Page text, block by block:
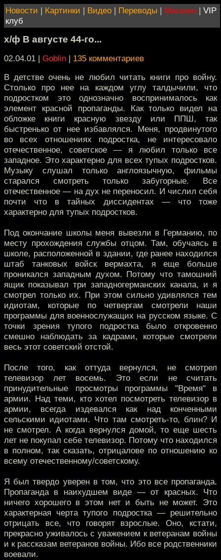
Новости | Картинки | Видео | Переводы | Магазин | VIP
клуб
х/ф В августе 44-го...
02.04.01 | Goblin | 135 комментариев
В детстве очень не любил читать книги про войну.
Столько про нее на каждом углу талдычили, что
подростком это однозначно воспринималось как
элемент красной пропаганды. Как только видел на
обложке книги красную звезду или ППШ, так
быстренько от нее избавлялся. Меня, продвинутого
во всех отношениях подростка, не интересовало
отечественное, советское — я любил только все
западное. Это характерно для всех тупых подростков.
Музыку слушал только англоязычную, фильмы
старался смотреть только забугорные. Все
отечественное — на дух не переносил. И числил себя
почти что в тайных диссидентах — что тоже
характерно для тупых подростков.
Под окончание школы меня вывезли в Германию, по
месту прохождения службы отцом. Там, обучаясь в
школе, расположенной в здании, где ранее находился
штаб танковых войск вермахта, я еще больше
проникался западным духом. Потому что тамошний
ящик показывал три западногерманских канала, и я
смотрел только их. При этом сильно удивлялся тем
идиотам, которые по четвергам смотрели наши
программы для военнослужащих на русском языке. С
точки зрения тупого подростка было откровенно
смешно наблюдать за кадрами, которые смотрели
весь этот советский отстой.
После того, как оттуда вернулся, не смотрел
телевизор лет восемь. Это если не считать
принудительные просмотры программы "Время" в
армии. Над теми, кто хотел посмотреть телевизор в
армии, всегда издевался как над конченными
сельскими идиотами. Что там смотреть-то, блин? И
не смотрел. А когда вернулся домой, то еще шесть
лет не покупал себе телевизор. Потому что находился
в полном, так сказать, отрицалове по отношению ко
всему отечественному/советскому.
Я был твердо уверен в том, что это все пропаганда.
Пропаганда в наихудшем виде — от красных. Что
ничего хорошего в этом нет и быть не может. Это
характерная черта тупого подростка — решительно
отрицать все, что говорят взрослые. Оно, кстати,
прекрасно уживалось с уважением к ветеранам войны
и к рассказам ветеранов войны. Ибо все родственники
воевали.